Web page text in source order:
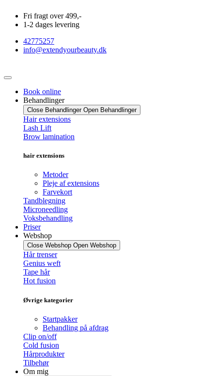
indhold
Fri fragt over 499,-
1-2 dages levering
42775257
info@extendyourbeauty.dk
Book online
Behandlinger
Close Behandlinger Open Behandlinger
Hair extensions
Lash Lift
Brow lamination
hair extensions
Metoder
Pleje af extensions
Farvekort
Tandblegning
Microneedling
Voksbehandling
Priser
Webshop
Close Webshop Open Webshop
Hår trenser
Genius weft
Tape hår
Hot fusion
Øvrige kategorier
Startpakker
Behandling på afdrag
Clip on/off
Cold fusion
Hårprodukter
Tilbehør
Om mig